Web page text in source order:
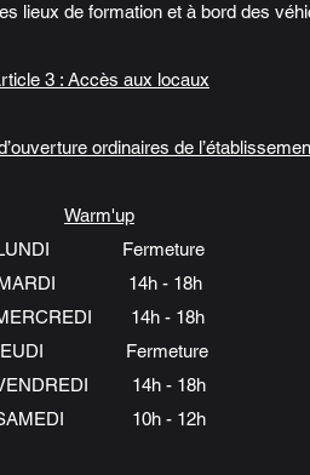
lieux de formation et à bord des
3 : Accès aux locaux
ordinaires de
Warm'up
Fermeture
14h - 18h
14h - 18h
Fermeture
14h - 18h
10h - 12h